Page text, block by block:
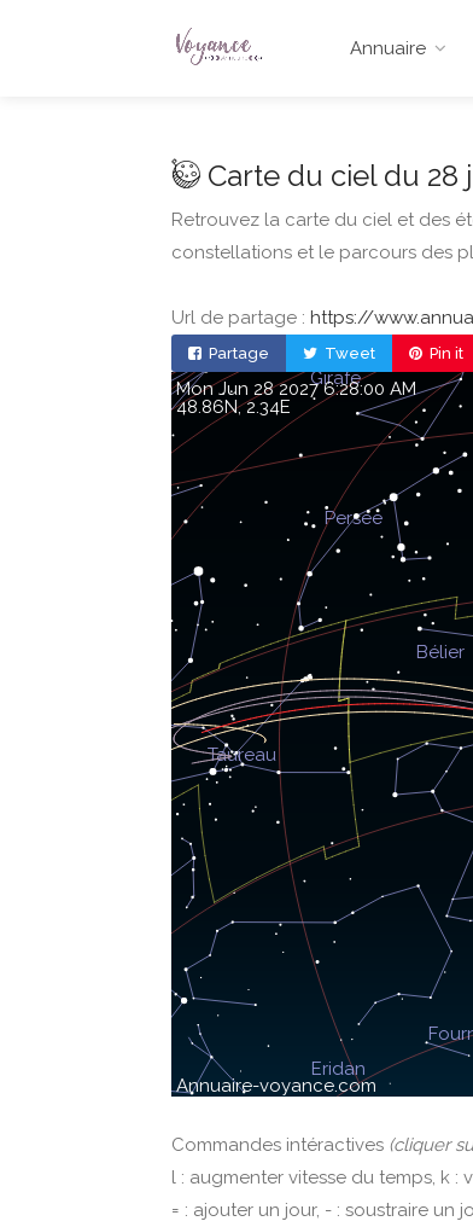
Annuaire
Carte du ciel du 28
Retrouvez la carte du ciel et des
constellations et le parcours des
Url de partage : https://
Partage Tweet Pin it
Mon Jun 28 2027 6:28:00 AM
48.86, 2.34
Commandes intéractives (cliquer
l : augmenter vitesse du temps, k :
= : ajouter un jour, - : soustraire un